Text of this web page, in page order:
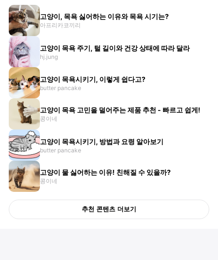
고양이, 목욕 싫어하는 이유와 목욕 시기는?
아프리카코끼리
고양이 목욕 주기, 털 길이와 건강 상태에 따라 달라
hj.jung
고양이 목욕시키기, 이렇게 쉽다고?
butter pancake
고양이 목욕 고민을 덜어주는 제품 추천 - 빠르고 쉽게!
콩이네
고양이 목욕시키기, 방법과 요령 알아보기
butter pancake
고양이 물 싫어하는 이유! 친해질 수 있을까?
콩이네
추천 콘텐츠 더보기